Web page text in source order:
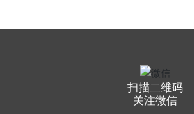
扫描二维码
关注微信